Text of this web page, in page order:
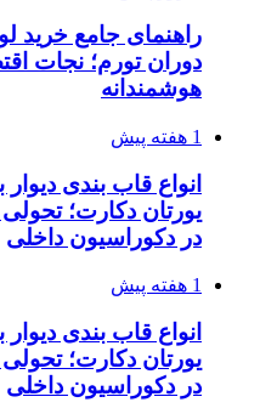
راهنمای جامع خرید
دوران تورم؛ نجات
هوشمندانه
1 هفته پیش
انواع قاب بندی
یورتان دکارت؛
در دکوراسیون داخلی
1 هفته پیش
انواع قاب بندی
یورتان دکارت؛
در دکوراسیون داخلی